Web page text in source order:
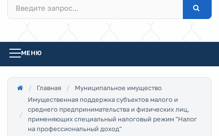
МЕНЮ
Главная
Муниципальное имущество
Имущественная поддержка субъектов малого и
среднего предпринимательства и физических лиц,
применяющих специальный налоговый режим "Налог
на профессиональный доход"